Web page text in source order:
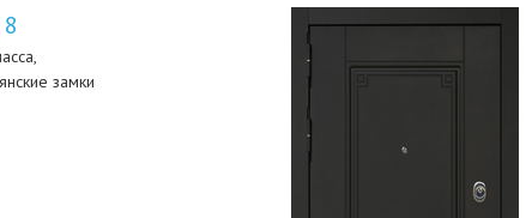
замки